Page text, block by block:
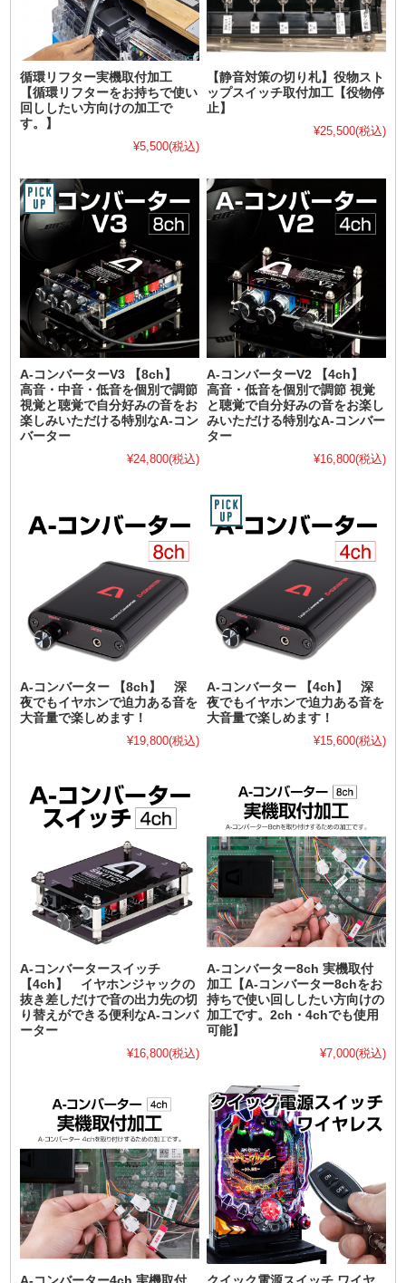
循環リフター実機取付加工
【循環リフターをお持ちで使い
回ししたい方向けの加工で
す。】
¥5,500(税込)
【静音対策の切り札】役物スト
ップスイッチ取付加工【役物停
止】
¥25,500(税込)
A-コンバーターV3 【8ch】
高音・中音・低音を個別で調節
視覚と聴覚で自分好みの音をお
楽しみいただける特別なA-コン
バーター
¥24,800(税込)
A-コンバーターV2 【4ch】
高音・低音を個別で調節 視覚
と聴覚で自分好みの音をお楽し
みいただける特別なA-コンバー
ター
¥16,800(税込)
A-コンバーター 【8ch】 深
夜でもイヤホンで迫力ある音を
大音量で楽しめます！
¥19,800(税込)
A-コンバーター 【4ch】 深
夜でもイヤホンで迫力ある音を
大音量で楽しめます！
¥15,600(税込)
A-コンバータースイッチ
【4ch】 イヤホンジャックの
抜き差しだけで音の出力先の切
り替えができる便利なA-コンバ
ーター
¥16,800(税込)
A-コンバーター8ch 実機取付
加工【A-コンバーター8chをお
持ちで使い回ししたい方向けの
加工です。2ch・4chでも使用
可能】
¥7,000(税込)